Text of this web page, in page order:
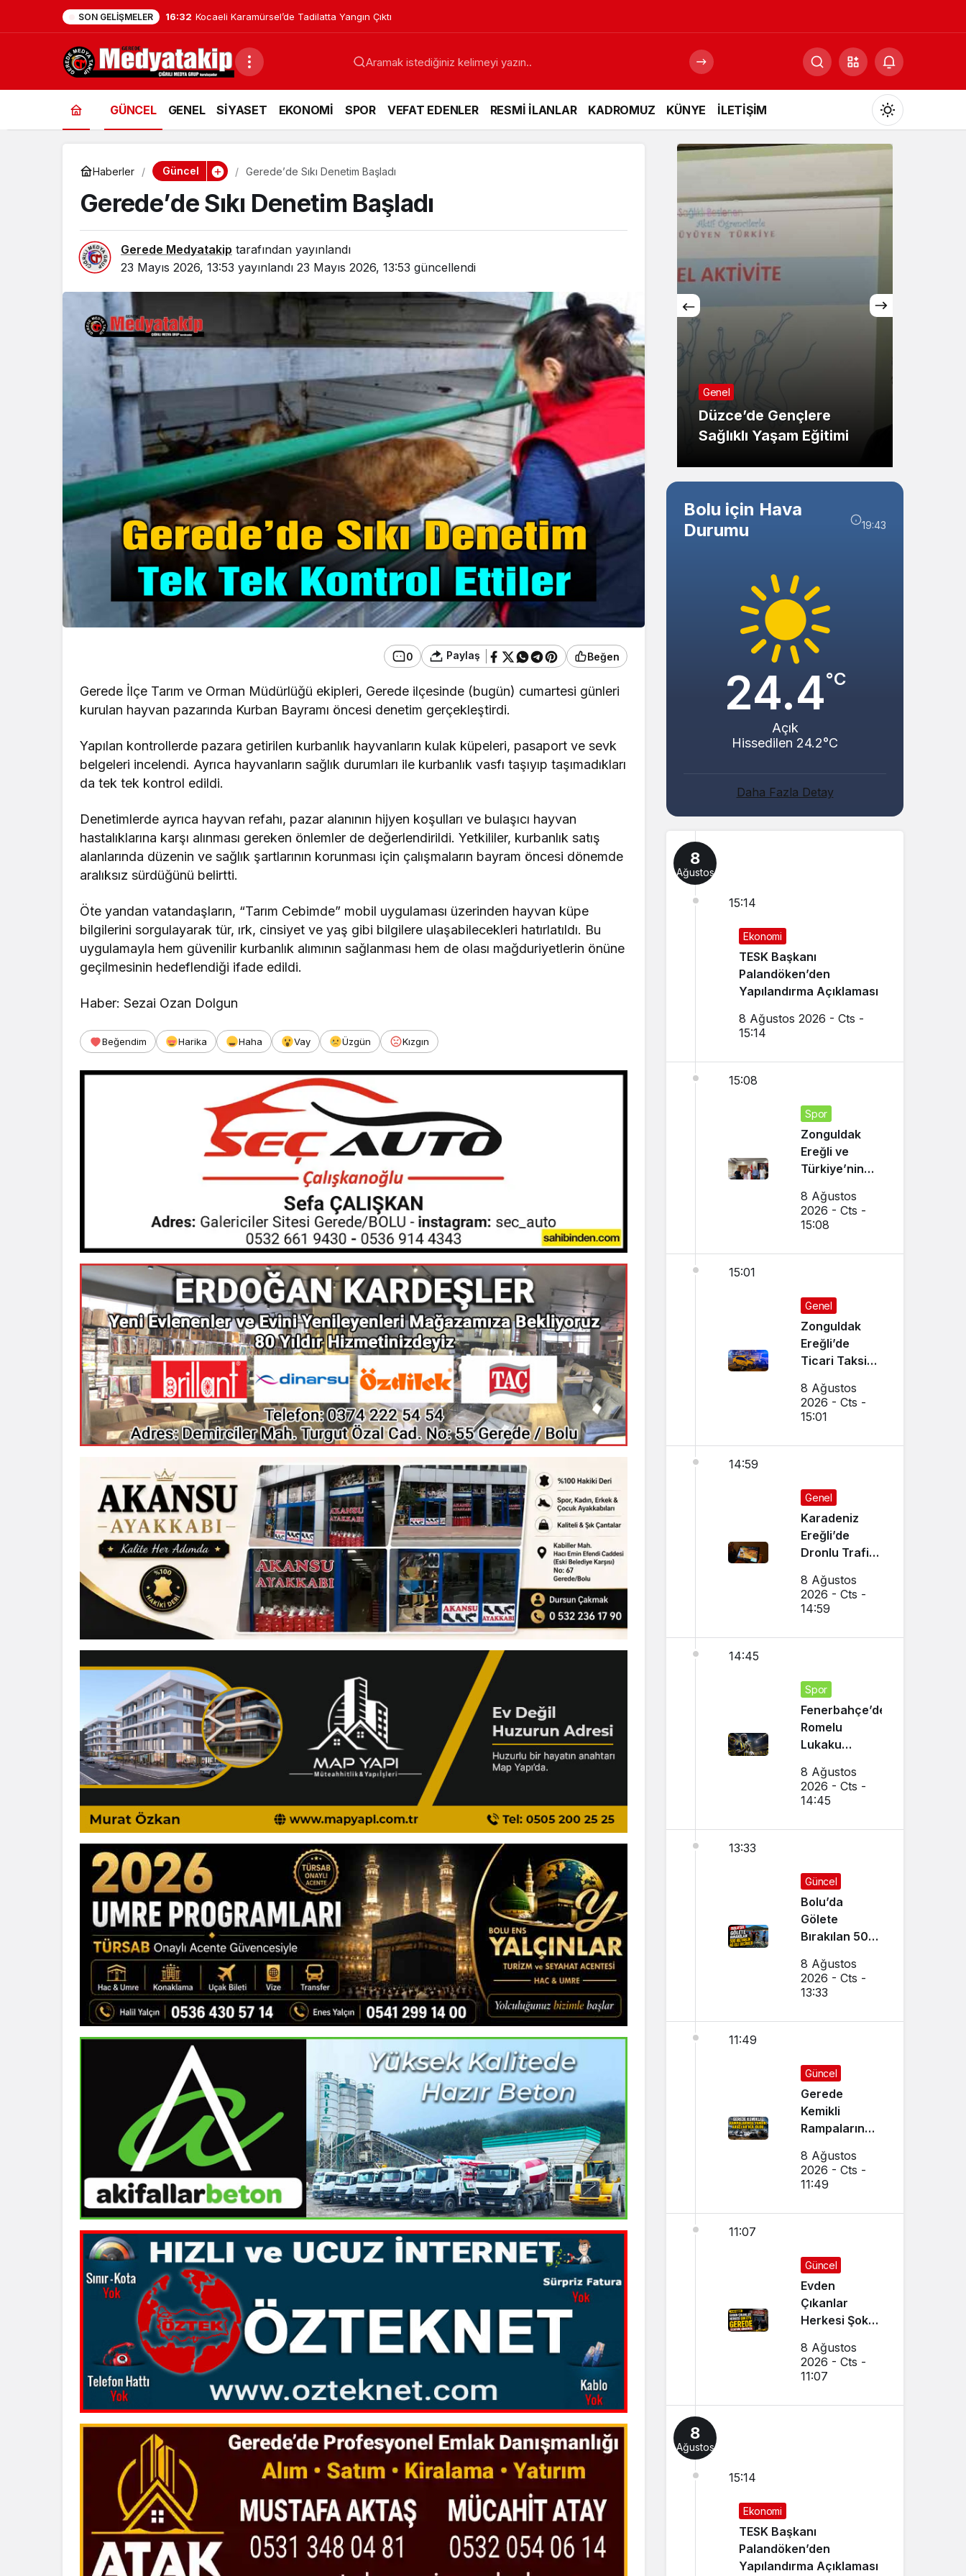
SON GELIŞMELER 16:32 Düzce’de Kadınlar Mutfak Atölyesi ile Profesyonelliğe Adım Attı
GÜNCEL GENEL SİYASET EKONOMİ SPOR VEFAT EDENLER RESMİ İLANLAR KADROMUZ KÜNYE İLETİŞİM
Mod
değiştir
Gündüz Modu
Gündüz modunu seçin.
Gece Modu
Sistem Modu
Sistem modunu seçin.
Haberler Güncel Geredе’de Sıkı Denetim Başladı
Geredе’de Sıkı Denetim Başladı
Gerede Medyatakip tarafından yayınlandı
23 Mayıs 2026, 13:53 yayınlandı 23 Mayıs 2026, 13:53 güncellendi
0 Paylaş Beğen
Gerede İlçe Tarım ve Orman Müdürlüğü ekipleri, Gerede ilçesinde (bugün) cumartesi günleri
kurulan hayvan pazarında Kurban Bayramı öncesi denetim gerçekleştirdi.
Yapılan kontrollerde pazara getirilen kurbanlık hayvanların kulak küpeleri, pasaport ve sevk
belgeleri incelendi. Ayrıca hayvanların sağlık durumları ile kurbanlık vasfı taşıyıp taşımadıkları
da tek tek kontrol edildi.
Denetimlerde ayrıca hayvan refahı, pazar alanının hijyen koşulları ve bulaşıcı hayvan
hastalıklarına karşı alınması gereken önlemler de değerlendirildi. Yetkililer, kurbanlık satış
alanlarında düzenin ve sağlık şartlarının korunması için çalışmaların bayram öncesi dönemde
aralıksız sürdüğünü belirtti.
Öte yandan vatandaşların, “Tarım Cebimde” mobil uygulaması üzerinden hayvan küpe
bilgilerini sorgulayarak tür, ırk, cinsiyet ve yaş gibi bilgilere ulaşabilecekleri hatırlatıldı. Bu
uygulamayla hem güvenilir kurbanlık alımının sağlanması hem de olası mağduriyetlerin önüne
geçilmesinin hedeflendiği ifade edildi.
Haber: Sezai Ozan Dolgun
Beğendim Harika Haha Vay Üzgün Kızgın
Kocaeli Karamürsel’de
Tadilatta Yangın Çıktı
Genel
Düzce’de Kadınlar
Mutfak Atölyesi ile
Profesyonelliğe Adım
Attı
Genel
Düzce’de Gençlere
Sağlıklı Yaşam Eğitimi
Bolu için Hava
Durumu
19:43
24.4°C
Açık
Hissedilen 24.2°C
Daha Fazla Detay
8
Ağustos
15:14
Ekonomi
TESK Başkanı
Palandöken’den
Yapılandırma Açıklaması
8 Ağustos 2026 - Cts -
15:14
15:08
Spor
Zonguldak
Ereğli ve
Türkiye’nin
8 Ağustos
2026 - Cts -
15:08
15:01
Genel
Zonguldak
Ereğli’de
Ticari Taksi
Çarpıştı
8 Ağustos
2026 - Cts -
15:01
14:59
Genel
Karadeniz
Ereğli’de
Dronlu Trafik
Yapılıyor
8 Ağustos
2026 - Cts -
14:59
14:45
Spor
Fenerbahçe’den
Romelu
Lukaku
Napoli ile
Görüşmeler
8 Ağustos
2026 - Cts -
14:45
13:33
Güncel
Bolu’da
Gölete
Bırakılan 500
Ele Geçirildi
8 Ağustos
2026 - Cts -
13:33
11:49
Güncel
Gerede
Kemikli
Rampalarında
Araçlar Kül
Oldu
8 Ağustos
2026 - Cts -
11:49
11:07
Güncel
Evden
Çıkanlar
Herkesi Şoke
Cezaevine
Gönderildi
8 Ağustos
2026 - Cts -
11:07
8
Ağustos
15:14
Ekonomi
TESK Başkanı
Palandöken’den
Yapılandırma Açıklaması